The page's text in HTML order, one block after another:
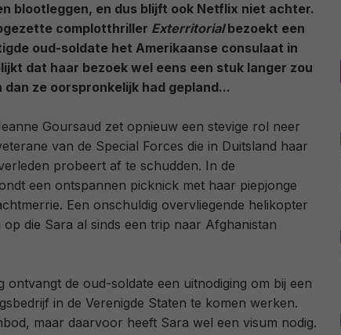
blootleggen, en dus blijft ook Netflix niet achter.
complotthriller Exterritorialbezoekt een
oud-soldate het Amerikaanse consulaat in
dat haar bezoek wel eens een stuk langer zou
dan ze oorspronkelijk had gepland...
Goursaud zet opnieuw een stevige rol neer
van de Special Forces die in Duitsland haar
probeert af te schudden. In de
een ontspannen picknick met haar piepjonge
Een onschuldig overvliegende helikopter
die Sara al sinds een trip naar Afghanistan
ontvangt de oud-soldate een uitnodiging om bij een
in de Verenigde Staten te komen werken.
maar daarvoor heeft Sara wel een visum nodig.